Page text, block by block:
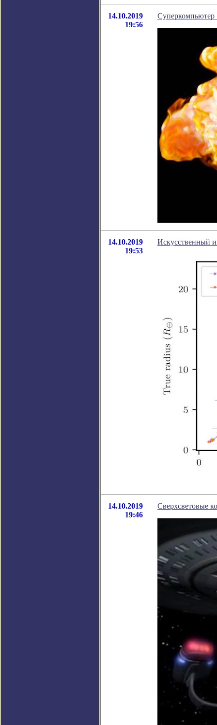
14.10.2019
19:56
Суперкомпьютер
14.10.2019
19:53
Искусственный
14.10.2019
19:46
Сверхсветовые